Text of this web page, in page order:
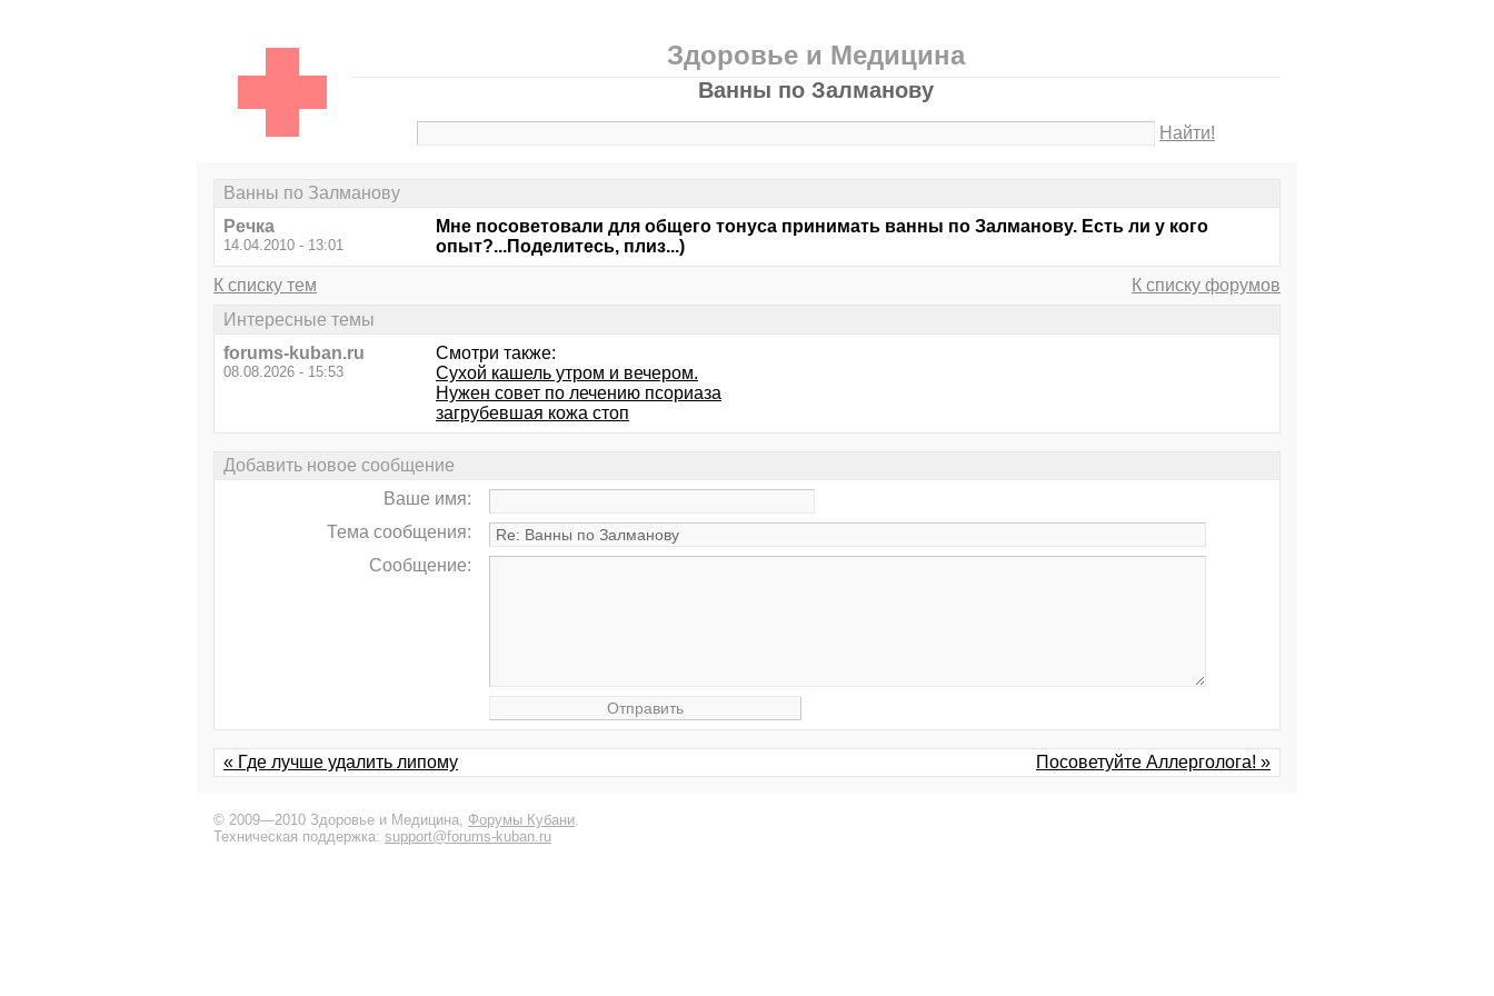
Здоровье и Медицина
Ванны по Залманову
Найти!
Ванны по Залманову
Речка
14.04.2010 - 13:01
Мне посоветовали для общего тонуса принимать ванны по Залманову. Есть ли у кого
опыт?...Поделитесь, плиз...)
К списку тем
К списку форумов
Интересные темы
forums-kuban.ru
08.08.2026 - 15:53
Смотри также:
Сухой кашель утром и вечером.
Нужен совет по лечению псориаза
загрубевшая кожа стоп
Добавить новое сообщение
Ваше имя:
Тема сообщения:
Сообщение:
« Где лучше удалить липому Посоветуйте Аллерголога! »
© 2009—2010 Здоровье и Медицина, Форумы Кубани.
Техническая поддержка: support@forums-kuban.ru